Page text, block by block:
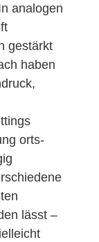
analogen
gestärkt
haben
orts-
lässt –